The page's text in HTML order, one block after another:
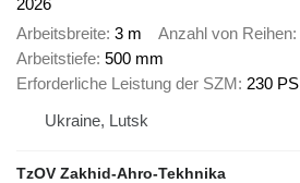
2026
Arbeitsbreite 3 m Anzahl von Reihen
Arbeitstiefe 500 mm
Erforderliche Leistung der SZM 230 PS
Ukraine, Lutsk
TzOV Zakhid-Ahro-Tekhnika